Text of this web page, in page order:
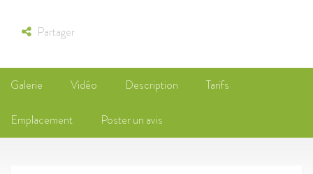
Partager
Galerie Vidéo Description Tarifs
Emplacement Poster un avis